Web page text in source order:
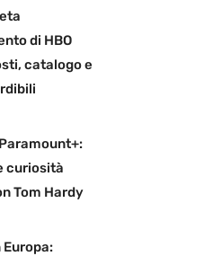
di HBO
catalogo e
curiosità
Tom Hardy
Europa: